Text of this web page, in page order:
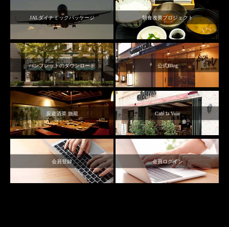
JALダイナミックパッケージ 朝食改善プロジェクト
パンフレットのダウンロード 公式Blog
炭遊酒菜 旅籠 Café la Voie
会員登録 会員ログイン